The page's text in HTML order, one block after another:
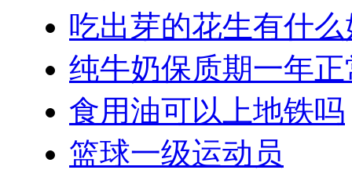
吃出芽的花生有什
纯牛奶保质期一年
食用油可以上地铁吗
篮球一级运动员